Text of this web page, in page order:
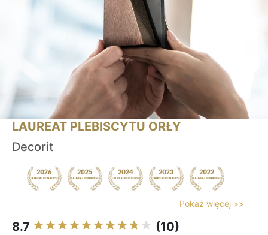
LAUREAT PLEBISCYTU ORŁY
Decorit
Pokaż więcej >>
8.7 (10)